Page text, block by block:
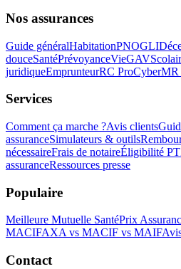
Nos assurances
Guide généralHabitationPNOGLI
douceSantéPrévoyanceVieGAV
juridiqueEmprunteurRC ProCyberMR
Services
Comment ça marche ?Avis clients
assuranceSimulateurs & outils
nécessaireFrais de notaireÉligibilité
assuranceRessources presse
Populaire
Meilleure Mutuelle SantéPrix
MACIFAXA vs MACIF vs MAIF
Contact